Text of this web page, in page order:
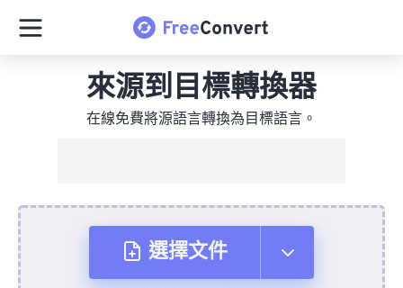
來源到目標轉換器
在線免費將源語言轉換為目標語言。
選擇文件